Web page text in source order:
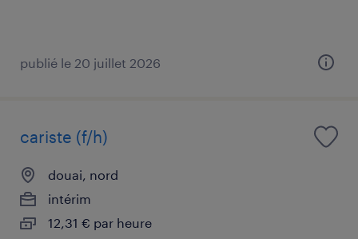
publié le 20 juillet 2026
cariste (f/h)
douai, nord
intérim
12,31 € par heure